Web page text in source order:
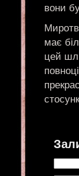
вони
має
цей